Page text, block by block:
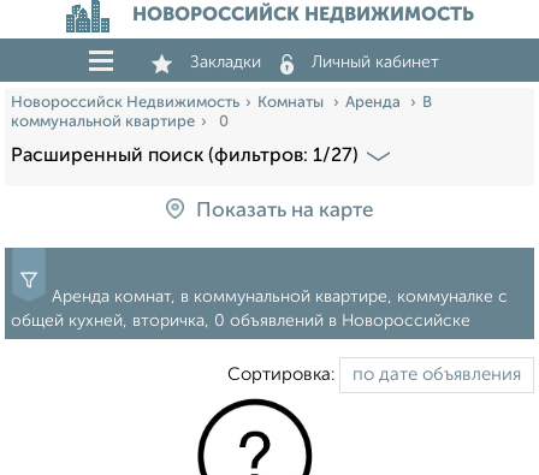
НОВОРОССИЙСК НЕДВИЖИМОСТЬ
Закладки Личный кабинет
Новороссийск Недвижимость Комнаты Аренда
В
коммунальной квартире
0
Расширенный поиск (фильтров: 1/27)
Показать на карте
Аренда комнат, в коммунальной квартире, коммуналке с
общей кухней, вторичка, 0 объявлений в Новороссийске
Сортировка: